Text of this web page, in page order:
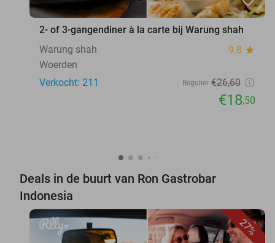
2- of 3-gangendiner à la carte bij Warung shah
Warung shah
9.8 star
Woerden
Verkocht: 211
Regulier €26,60
€18,50
Deals in de buurt van Ron Gastrobar
Indonesia
27%